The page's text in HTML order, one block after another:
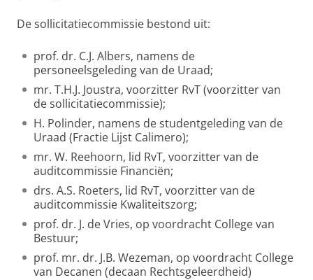
De sollicitatiecommissie bestond uit:
prof. dr. C.J. Albers, namens de
personeelsgeleding van de Uraad;
mr. T.H.J. Joustra, voorzitter RvT (voorzitter van
de sollicitatiecommissie);
H. Polinder, namens de studentgeleding van de
Uraad (Fractie Lijst Calimero);
mr. W. Reehoorn, lid RvT, voorzitter van de
auditcommissie Financiën;
drs. A.S. Roeters, lid RvT, voorzitter van de
auditcommissie Kwaliteitszorg;
prof. dr. J. de Vries, op voordracht College van
Bestuur;
prof. mr. dr. J.B. Wezeman, op voordracht College
van Decanen (decaan Rechtsgeleerdheid)